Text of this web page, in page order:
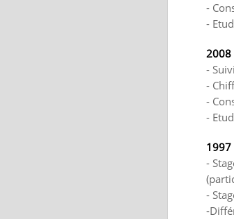
-
-
2008
-
-
-
-
1997
-
-
-